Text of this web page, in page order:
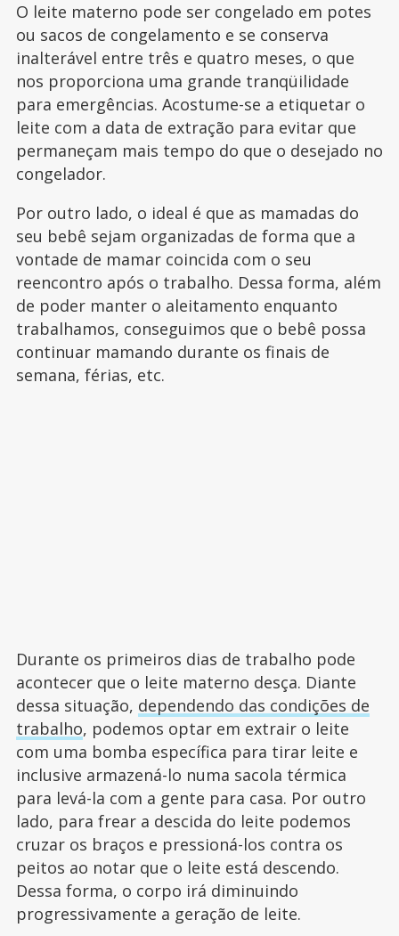
O leite materno pode ser congelado em potes
ou sacos de congelamento e se conserva
inalterável entre três e quatro meses, o que
nos proporciona uma grande tranqüilidade
para emergências. Acostume-se a etiquetar o
leite com a data de extração para evitar que
permaneçam mais tempo do que o desejado no
congelador.
Por outro lado, o ideal é que as mamadas do
seu bebê sejam organizadas de forma que a
vontade de mamar coincida com o seu
reencontro após o trabalho. Dessa forma, além
de poder manter o aleitamento enquanto
trabalhamos, conseguimos que o bebê possa
continuar mamando durante os finais de
semana, férias, etc.
Durante os primeiros dias de trabalho pode
acontecer que o leite materno desça. Diante
dessa situação, dependendo das condições de
trabalho, podemos optar em extrair o leite
com uma bomba específica para tirar leite e
inclusive armazená-lo numa sacola térmica
para levá-la com a gente para casa. Por outro
lado, para frear a descida do leite podemos
cruzar os braços e pressioná-los contra os
peitos ao notar que o leite está descendo.
Dessa forma, o corpo irá diminuindo
progressivamente a geração de leite.